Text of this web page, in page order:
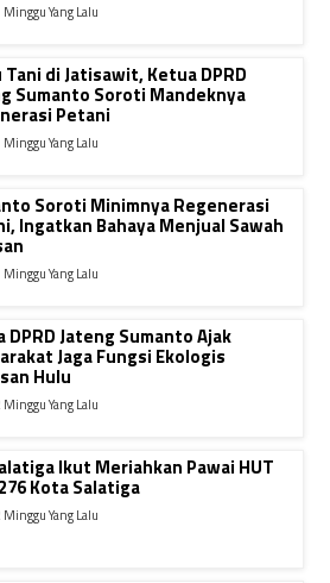
Minggu Yang Lalu
Tani di Jatisawit, Ketua DPRD
Sumanto Soroti Mandeknya
Petani
Minggu Yang Lalu
Soroti Minimnya Regenerasi
Ingatkan Bahaya Menjual Sawah
Minggu Yang Lalu
DPRD Jateng Sumanto Ajak
Jaga Fungsi Ekologis
Hulu
Minggu Yang Lalu
Ikut Meriahkan Pawai HUT
Kota Salatiga
Minggu Yang Lalu